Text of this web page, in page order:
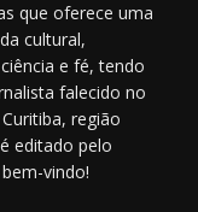
que oferece uma
cultural,
e fé, tendo
falecido no
região
editado pelo
vindo!